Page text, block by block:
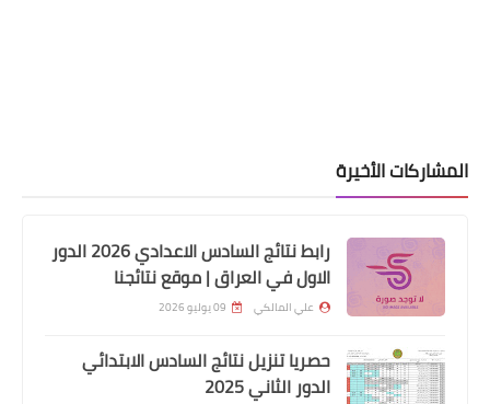
ايفون
أجهزة (آيفون - آيباد)
المشاركات الأخيرة
رابط نتائج السادس الاعدادي 2026 الدور
الاول في العراق | موقع نتائجنا
علي المالكي 09 يوليو 2026
حصريا تنزيل نتائج السادس الابتدائي
الدور الثاني 2025